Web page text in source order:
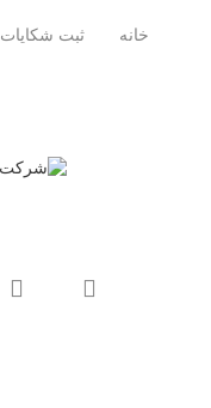
خانه ثبت شکایات